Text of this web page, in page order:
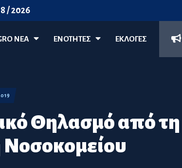
/ 2026
ΝΈΑ ΕΝΟΤΗΤΕΣ ΕΚΛΟΓΕΣ
Θηλασμό από τη
Νοσοκομείου